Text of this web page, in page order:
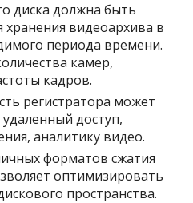
диска должна быть
хранения видеоархива в
периода времени.
камер,
кадров.
регистратора может
доступ,
аналитику видео.
форматов сжатия
оптимизировать
пространства.